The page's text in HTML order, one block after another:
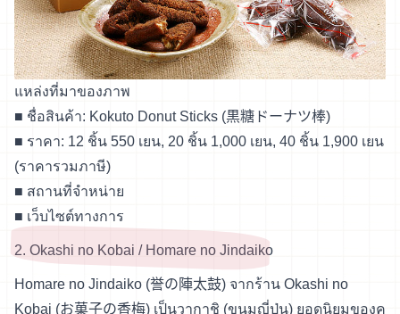
แหล่งที่มาของภาพ
■ ชื่อสินค้า: Kokuto Donut Sticks (黒糖ドーナツ棒)
■ ราคา: 12 ชิ้น 550 เยน, 20 ชิ้น 1,000 เยน, 40 ชิ้น 1,900 เยน
(ราคารวมภาษี)
■ สถานที่จำหน่าย
■ เว็บไซต์ทางการ
2. Okashi no Kobai / Homare no Jindaiko
Homare no Jindaiko (誉の陣太鼓) จากร้าน Okashi no
Kobai (お菓子の香梅) เป็นวากาชิ (ขนมญี่ปุ่น) ยอดนิยมของคุ